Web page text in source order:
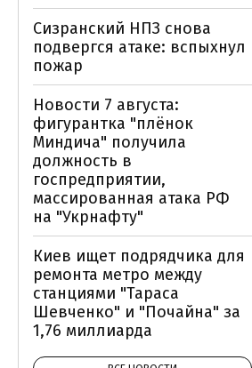
Сизранский НПЗ снова
подвергся атаке: вспыхнул
пожар
Новости 7 августа:
фигурантка "плёнок
Миндича" получила
должность в
госпредприятии,
массированная атака РФ
на "Укрнафту"
Киев ищет подрядчика для
ремонта метро между
станциями "Тараса
Шевченко" и "Почайна" за
1,76 миллиарда